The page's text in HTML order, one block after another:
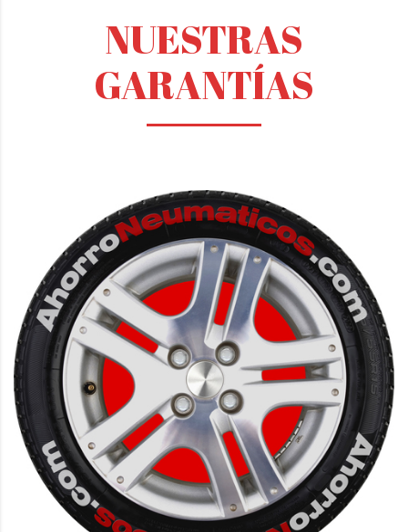
NUESTRAS
GARANTÍAS